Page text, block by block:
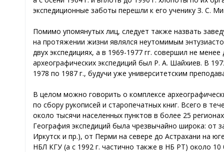
экспедиционные заботы перешли к его ученику З. С.
Помимо упомянутых лиц, следует также назвать
на протяжении жизни являлся неутомимым
двух экспедициях, а в 1969-1977 гг. совершил не
археографических экспедиций был Р. А. Шайхиев. В
1978 по 1987 г., будучи уже университетским
В целом можно говорить о комплексе
по сбору рукописей и старопечатных книг. Всего в
около тысячи населенных пунктов в более 25
География экспедиций была чрезвычайно широка: от
Иркутск и пр.), от Перми на севере до Астрахани на
НБЛ КГУ (а с 1992 г. частично также в НБ РТ) около